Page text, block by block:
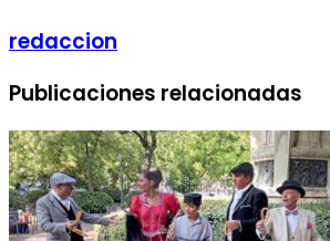
redaccion
Publicaciones relacionadas